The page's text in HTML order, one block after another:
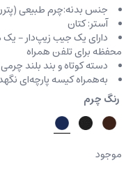
جنس بدنه:چرم طبیعی
آستر: کتان
دارای یک جیب زیپ‌دار –
محفظه برای تلفن همراه
دسته کوتاه و بند بلند
به‌همراه کیسه پارچه‌ای
رنگ چرم
موجود